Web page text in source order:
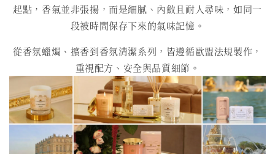
起點，香氣並非張揚，而是細膩、內斂且耐人尋味，如同一
段被時間保存下來的氣味記憶。
從香氛蠟燭、擴香到香氛清潔系列，皆遵循歐盟法規製作，
重視配方、安全與品質細節。